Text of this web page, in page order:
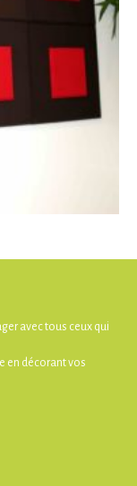
avec tous ceux qui
en décorant vos